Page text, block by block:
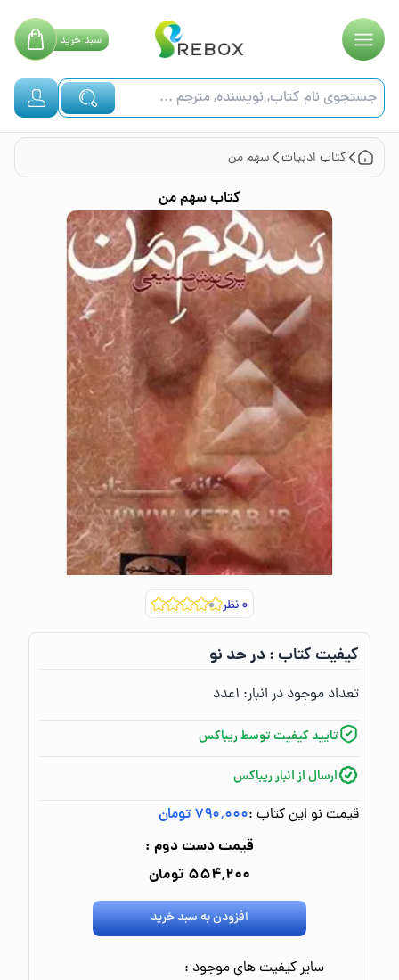
سبدخرید
کتاب ادبیات سهم من
کتابسهم من
۰نظر
کیفیت کتاب :‌در حد نو
تعداد موجود در انبار:‌ ۱عدد
تایید کیفیت توسط ریباکس
ارسال از انبار ریباکس
قیمت نو این کتاب :۷۹۰٬۰۰۰ تومان
قیمت دست دوم :
۵۵۴٬۲۰۰ تومان
افزودن به سبد خرید
سایر کیفیت های موجود :